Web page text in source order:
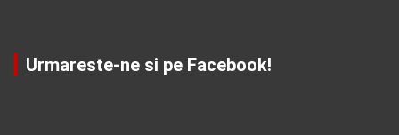
Urmareste-ne si pe Facebook!